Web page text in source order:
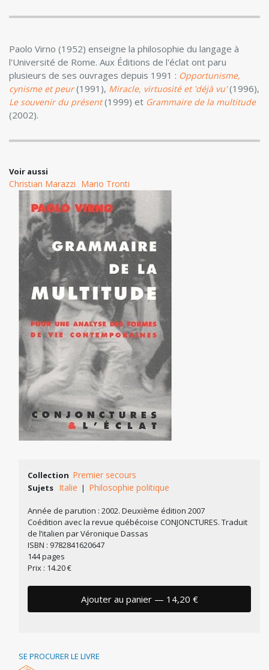
Paolo Virno (1952) enseigne la philosophie du langage à
l'Université de Rome. Aux Éditions de l'éclat ont paru
plusieurs de ses ouvrages depuis 1991 : Opportunisme,
cynisme et peur(1991), Miracle, virtuosité et 'déjà vu' (1996),
Le souvenir du présent(1999) et Grammaire de la multitude
(2002).
Voir aussi
Christian Marazzi Mario Tronti
Collection Premier secours
Sujets Italie | Philosophie politique
Année de parution : 2002. Deuxième édition 2007
Coédition avec la revue québécoise CONJONCTURES. Traduit
de l’italien par Véronique Dassas
ISBN : 9782841620647
144 pages
Prix : 14.20 €
Ajouter au panier — 14,20 €
SE PROCURER LE LIVRE